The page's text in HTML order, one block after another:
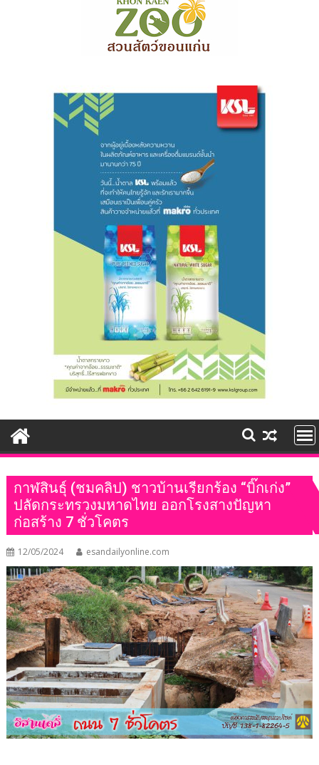
กาฬสินธุ์ (ชมคลิป) ชาวบ้านเรียกร้อง “บิ๊กเก่ง”
ปลัดกระทรวงมหาดไทย ออกโรงสางปัญหา
ก่อสร้าง 7 ชั่วโคตร
12/05/2024 esandailyonline.com